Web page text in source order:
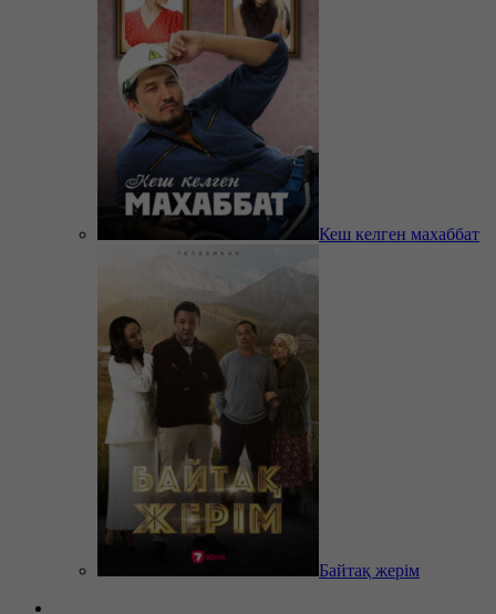
Кеш келген махаббат
Байтақ жерім